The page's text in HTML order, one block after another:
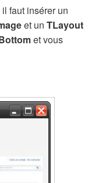
faut insérer un
et un TLayout
et vous